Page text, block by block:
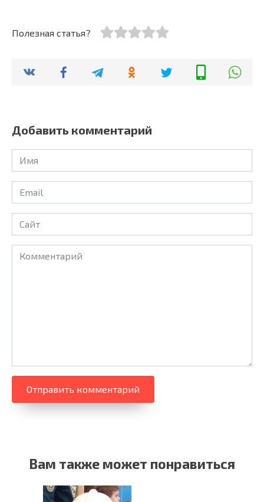
Полезная статья?
Добавить комментарий
Имя
Email
Сайт
Комментарий
Вам также может понравиться